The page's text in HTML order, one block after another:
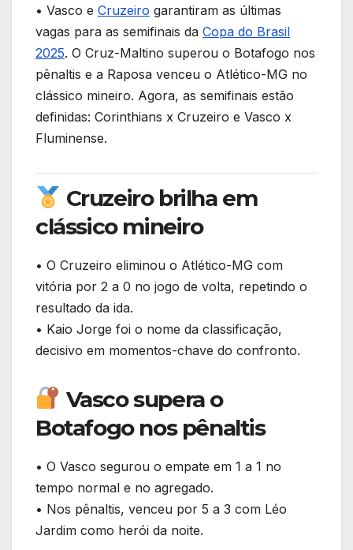
er e
b
o
o
k
s
A
p
p
gr
a
m
e
dI
n
e
st
ar
e
• Vasco e Cruzeiro garantiram as últimas
vagas para as semifinais da Copa do Brasil
2025. O Cruz-Maltino superou o Botafogo nos
pênaltis e a Raposa venceu o Atlético-MG no
clássico mineiro. Agora, as semifinais estão
definidas: Corinthians x Cruzeiro e Vasco x
Fluminense.
Cruzeiro brilha em
clássico mineiro
• O Cruzeiro eliminou o Atlético-MG com
vitória por 2 a 0 no jogo de volta, repetindo o
resultado da ida.
• Kaio Jorge foi o nome da classificação,
decisivo em momentos-chave do confronto.
Vasco supera o
Botafogo nos pênaltis
• O Vasco segurou o empate em 1 a 1 no
tempo normal e no agregado.
• Nos pênaltis, venceu por 5 a 3 com Léo
Jardim como herói da noite.